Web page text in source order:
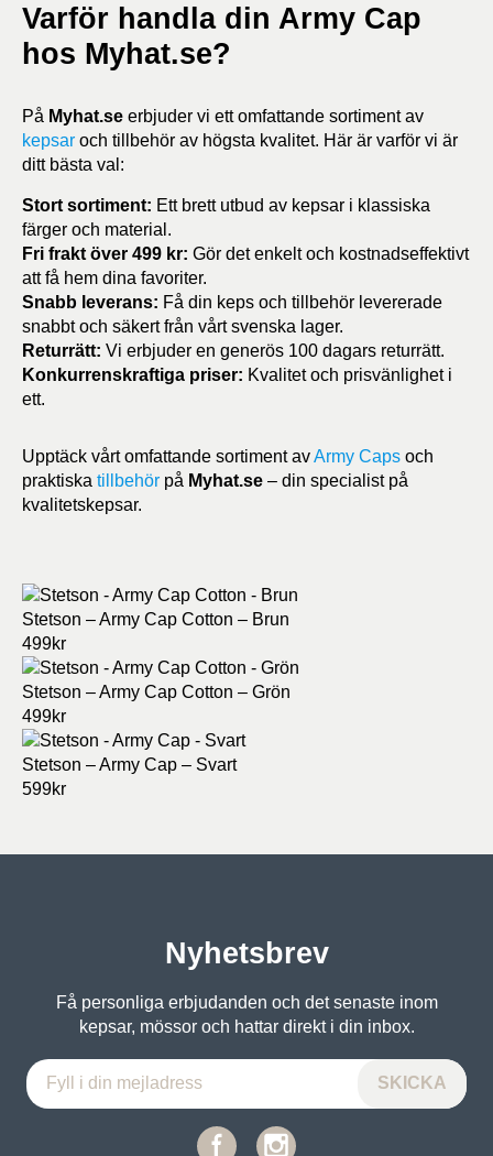
Varför handla din Army Cap
hos Myhat.se?
På Myhat.se erbjuder vi ett omfattande sortiment av
kepsar och tillbehör av högsta kvalitet. Här är varför vi är
ditt bästa val:
Stort sortiment: Ett brett utbud av kepsar i klassiska
färger och material.
Fri frakt över 499 kr: Gör det enkelt och kostnadseffektivt
att få hem dina favoriter.
Snabb leverans: Få din keps och tillbehör levererade
snabbt och säkert från vårt svenska lager.
Returrätt: Vi erbjuder en generös 100 dagars returrätt.
Konkurrenskraftiga priser: Kvalitet och prisvänlighet i
ett.
Upptäck vårt omfattande sortiment avArmy Caps och
praktiska tillbehör på Myhat.se – din specialist på
kvalitetskepsar.
Stetson – Army Cap Cotton – Brun
499kr
Stetson – Army Cap Cotton – Grön
499kr
Stetson – Army Cap – Svart
599kr
Nyhetsbrev
Få personliga erbjudanden och det senaste inom
kepsar, mössor och hattar direkt i din inbox.